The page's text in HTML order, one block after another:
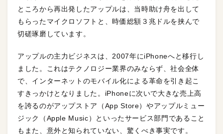
ところから再出発したアップルは、当時助け舟を出して
もらったマイクロソフトと、時価総額３兆ドルを挟んで
切磋琢磨しています。
アップルの主力ビジネスは、2007年にiPhoneへと移行し
ました。これはテクノロジー業界のみならず、社会全体
で、インターネットのモバイル化による革命を引き起こ
すきっかけとなりました。iPhoneに次いで大きな売上高
を誇るのがアップストア（App Store）やアップルミュー
ジック（Apple Music）といったサービス部門であること
もまた、意外と知られていない、驚くべき事実です。